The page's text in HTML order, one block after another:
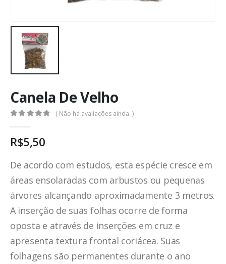
Canela De Velho
( Não há avaliações ainda. )
R$5,50
De acordo com estudos, esta espécie cresce em
áreas ensolaradas com arbustos ou pequenas
árvores alcançando aproximadamente 3 metros.
A inserção de suas folhas ocorre de forma
oposta e através de inserções em cruz e
apresenta textura frontal coriácea. Suas
folhagens são permanentes durante o ano